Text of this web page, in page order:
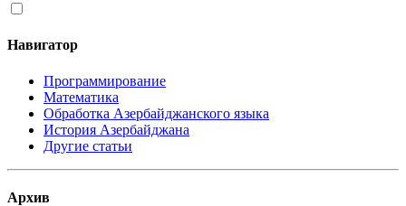
Навигатор
Программирование
Математика
Обработка Азербайджанского языка
История Азербайджана
Другие статьи
Архив